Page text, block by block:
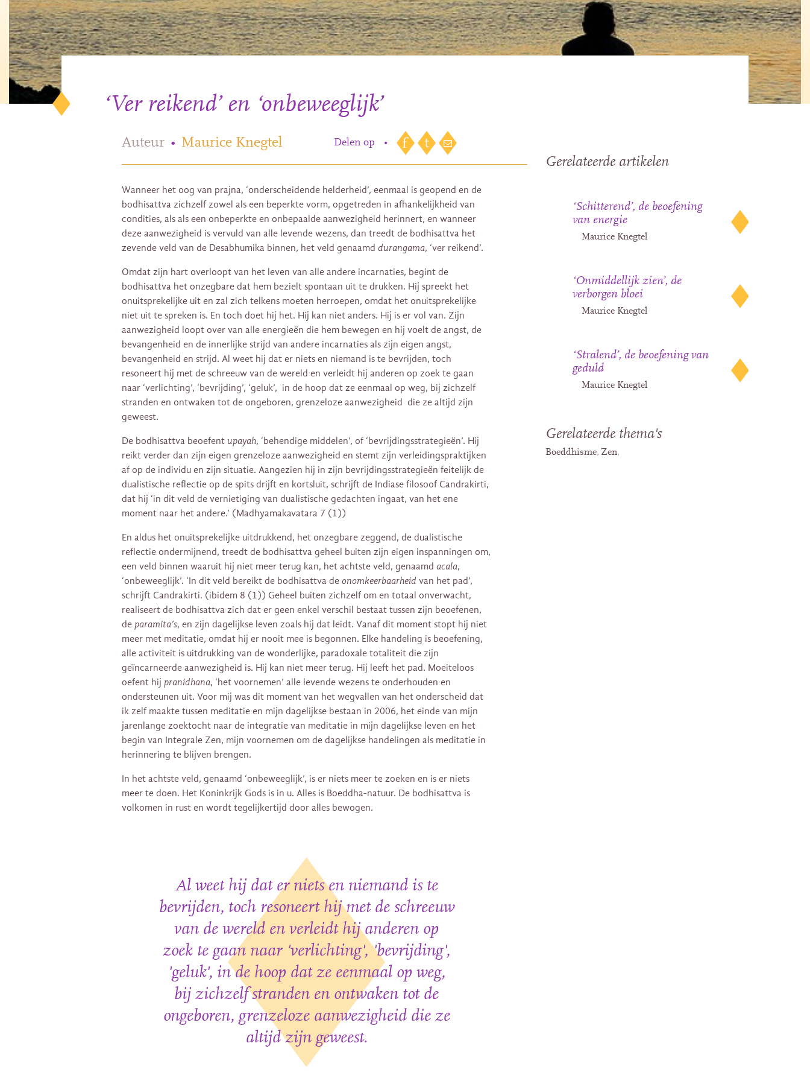
‘Ver reikend’ en ‘onbeweeglijk’
Auteur • Maurice Knegtel Delen op •
Wanneer het oog van prajna, ‘onderscheidende helderheid’, eenmaal is geopend en de
bodhisattva zichzelf zowel als een beperkte vorm, opgetreden in afhankelijkheid van
condities, als als een onbeperkte en onbepaalde aanwezigheid herinnert, en wanneer
deze aanwezigheid is vervuld van alle levende wezens, dan treedt de bodhisattva het
zevende veld van de Desabhumika binnen, het veld genaamd durangama, ‘ver reikend’.
Omdat zijn hart overloopt van het leven van alle andere incarnaties, begint de
bodhisattva het onzegbare dat hem bezielt spontaan uit te drukken. Hij spreekt het
onuitsprekelijke uit en zal zich telkens moeten herroepen, omdat het onuitsprekelijke
niet uit te spreken is. En toch doet hij het. Hij kan niet anders. Hij is er vol van. Zijn
aanwezigheid loopt over van alle energieën die hem bewegen en hij voelt de angst, de
bevangenheid en de innerlijke strijd van andere incarnaties als zijn eigen angst,
bevangenheid en strijd. Al weet hij dat er niets en niemand is te bevrijden, toch
resoneert hij met de schreeuw van de wereld en verleidt hij anderen op zoek te gaan
naar ‘verlichting’, ‘bevrijding’, ‘geluk’, in de hoop dat ze eenmaal op weg, bij zichzelf
stranden en ontwaken tot de ongeboren, grenzeloze aanwezigheid die ze altijd zijn
geweest.
De bodhisattva beoefent upayah, ‘behendige middelen’, of ‘bevrijdingsstrategieën’. Hij
reikt verder dan zijn eigen grenzeloze aanwezigheid en stemt zijn verleidingspraktijken
af op de individu en zijn situatie. Aangezien hij in zijn bevrijdingsstrategieën feitelijk de
dualistische reflectie op de spits drijft en kortsluit, schrijft de Indiase filosoof Candrakirti,
dat hij ‘in dit veld de vernietiging van dualistische gedachten ingaat, van het ene
moment naar het andere.’ (Madhyamakavatara 7 (1))
En aldus het onuitsprekelijke uitdrukkend, het onzegbare zeggend, de dualistische
reflectie ondermijnend, treedt de bodhisattva geheel buiten zijn eigen inspanningen om,
een veld binnen waaruit hij niet meer terug kan, het achtste veld, genaamd acala,
‘onbeweeglijk’. ‘In dit veld bereikt de bodhisattva de onomkeerbaarheid van het pad’,
schrijft Candrakirti. (ibidem 8 (1)) Geheel buiten zichzelf om en totaal onverwacht,
realiseert de bodhisattva zich dat er geen enkel verschil bestaat tussen zijn beoefenen,
de paramita’s, en zijn dagelijkse leven zoals hij dat leidt. Vanaf dit moment stopt hij niet
meer met meditatie, omdat hij er nooit mee is begonnen. Elke handeling is beoefening,
alle activiteit is uitdrukking van de wonderlijke, paradoxale totaliteit die zijn
geïncarneerde aanwezigheid is. Hij kan niet meer terug. Hij leeft het pad. Moeiteloos
oefent hij pranidhana, ‘het voornemen’ alle levende wezens te onderhouden en
ondersteunen uit. Voor mij was dit moment van het wegvallen van het onderscheid dat
ik zelf maakte tussen meditatie en mijn dagelijkse bestaan in 2006, het einde van mijn
jarenlange zoektocht naar de integratie van meditatie in mijn dagelijkse leven en het
begin van Integrale Zen, mijn voornemen om de dagelijkse handelingen als meditatie in
herinnering te blijven brengen.
In het achtste veld, genaamd ‘onbeweeglijk’, is er niets meer te zoeken en is er niets
meer te doen. Het Koninkrijk Gods is in u. Alles is Boeddha-natuur. De bodhisattva is
volkomen in rust en wordt tegelijkertijd door alles bewogen.
Al weet hij dat er niets en niemand is te
bevrijden, toch resoneert hij met de schreeuw
van de wereld en verleidt hij anderen op
zoek te gaan naar 'verlichting', 'bevrijding',
'geluk', in de hoop dat ze eenmaal op weg,
bij zichzelf stranden en ontwaken tot de
ongeboren, grenzeloze aanwezigheid die ze
altijd zijn geweest.
Gerelateerde artikelen
‘Schitterend’, de beoefening
van energie
Maurice Knegtel
‘Onmiddellijk zien’, de
verborgen bloei
Maurice Knegtel
‘Stralend’, de beoefening van
geduld
Maurice Knegtel
Gerelateerde thema's
Boeddhisme Zen